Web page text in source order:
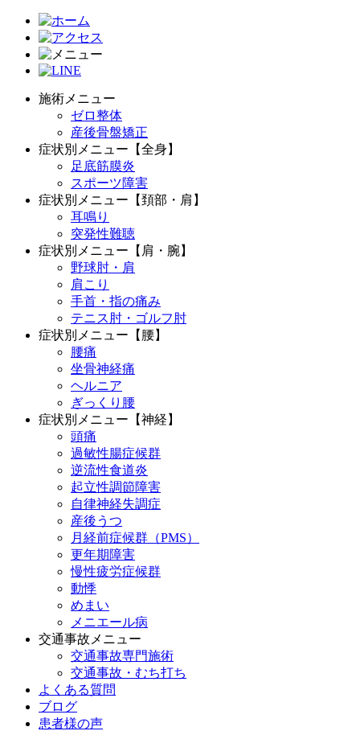
施術メニュー
ゼロ整体
産後骨盤矯正
症状別メニュー【全身】
足底筋膜炎
スポーツ障害
症状別メニュー【頚部・肩】
耳鳴り
突発性難聴
症状別メニュー【肩・腕】
野球肘・肩
肩こり
手首・指の痛み
テニス肘・ゴルフ肘
症状別メニュー【腰】
腰痛
坐骨神経痛
ヘルニア
ぎっくり腰
症状別メニュー【神経】
頭痛
過敏性腸症候群
逆流性食道炎
起立性調節障害
自律神経失調症
産後うつ
月経前症候群（PMS）
更年期障害
慢性疲労症候群
動悸
めまい
メニエール病
交通事故メニュー
交通事故専門施術
交通事故・むち打ち
よくある質問
ブログ
患者様の声